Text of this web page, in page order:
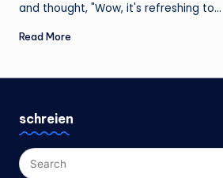
and thought, "Wow, it's refreshing to…
Read More
schreien